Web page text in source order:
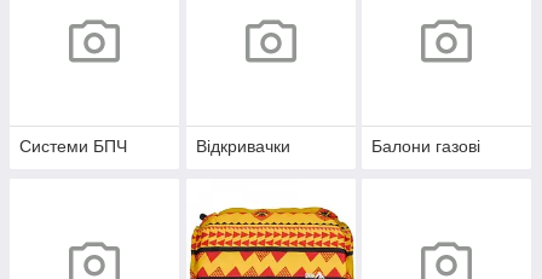
Системи БПЧ Відкривачки Балони газові